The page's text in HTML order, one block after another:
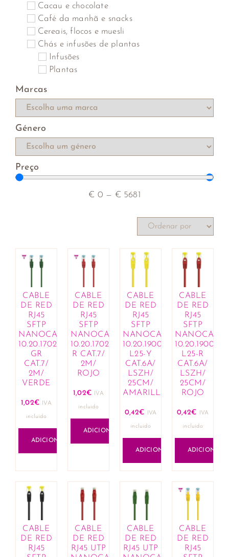
Cacau e chocolate
Café da manhã e snacks
Cereais, flocos e muesli
Chás e infusões de plantas
Infusões
Plantas
Cogumelos, algas marinhas, algas secas e
rebentos
Compotas e cremes de barrar
Farinhas, leveduras e sêmolas
Hambúrgueres vegetarianos
Iogurtes e sobremesas vegetais
Macrobiótica
Mercearia
Molhos, óleos, vinagres e condimentos
Sementes, frutos secos e desidratados
Sopas, cremes e caldos
Superalimentos
Variados
Bebés e Crianças
Cremes e hidratantes
Limpeza e cuidado infantil
Mamã
Lactação
Bijuteria
Anéis
Conjuntos
Pingentes
Pulseiras
Amaciadores
Champôs
Coloração
Marcas
Género
Preço
€ 0 — € 5681
CABLE
DE RED
RJ45
SFTP
NANOCABLE
10.20.1702-
GR
CAT.7/
2M/
VERDE
1,02€ IVA
incluido
ADICIONAR
CABLE
DE RED
RJ45
SFTP
NANOCABLE
10.20.1702-
R CAT.7/
2M/
ROJO
1,02€ IVA
incluido
ADICIONAR
CABLE
DE RED
RJ45
SFTP
NANOCABLE
10.20.1900-
L25-Y
CAT.6A/
LSZH/
25CM/
AMARILLO
0,42€ IVA
incluido
ADICIONAR
CABLE
DE RED
RJ45
SFTP
NANOCABLE
10.20.1900-
L25-R
CAT.6A/
LSZH/
25CM/
ROJO
0,42€ IVA
incluido
ADICIONAR
CABLE
DE RED
RJ45
CABLE
DE RED
RJ45 UTP
CABLE
DE RED
RJ45 UTP
CABLE
DE RED
RJ45